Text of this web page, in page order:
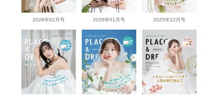
2026年02月号 2026年01月号 2025年12月号